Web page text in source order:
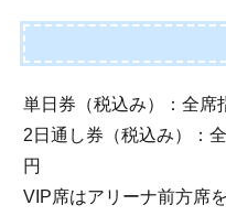
単日券（税込み）：全席
2日通し券（税込み）：
円
VIP席はアリーナ前方席